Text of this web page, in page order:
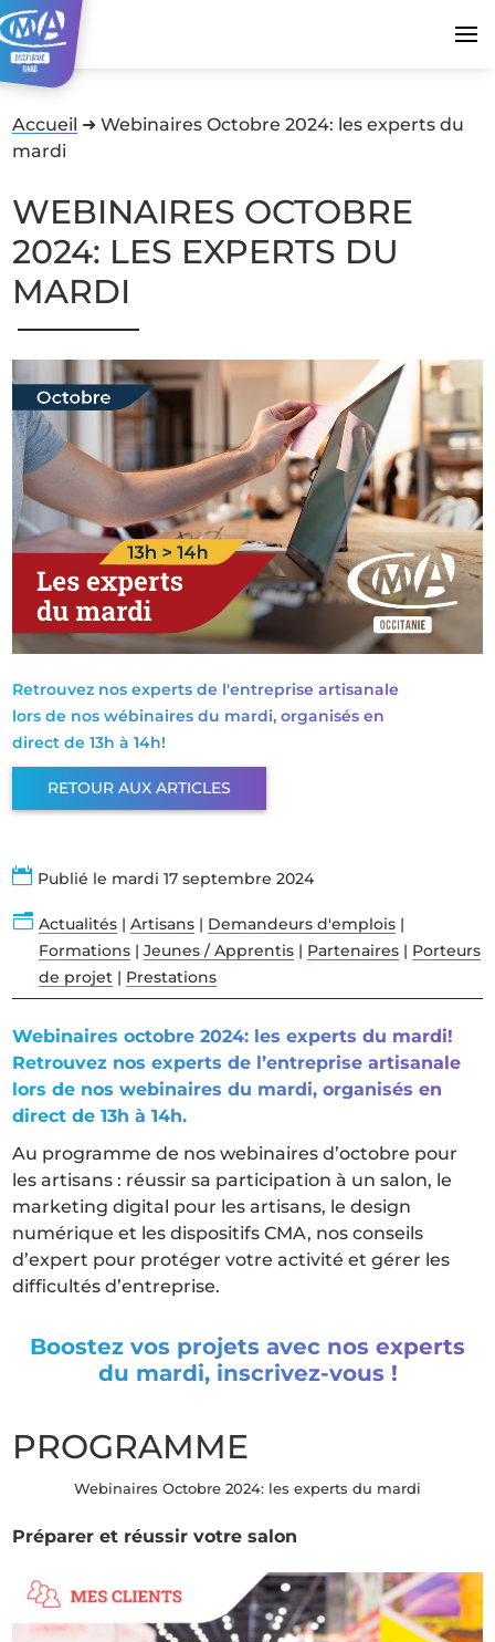
Accueil ➜Webinaires Octobre 2024: les experts du
mardi
WEBINAIRES OCTOBRE
2024: LES EXPERTS DU
MARDI
Retrouvez nos experts de l'entreprise artisanale
lors de nos wébinaires du mardi, organisés en
direct de 13h à 14h!
RETOUR AUX ARTICLES
 Publié le mardi 17 septembre 2024
n Actualités| Artisans| Demandeurs d'emplois|
Formations| Jeunes / Apprentis| Partenaires| Porteurs
de projet| Prestations
Webinaires octobre 2024: les experts du mardi!
Retrouvez nos experts de l’entreprise artisanale
lors de nos webinaires du mardi, organisés en
direct de 13h à 14h.
Au programme de nos webinaires d’octobre pour
les artisans : réussir sa participation à un salon, le
marketing digital pour les artisans, le design
numérique et les dispositifs CMA, nos conseils
d’expert pour protéger votre activité et gérer les
difficultés d’entreprise.
Boostez vos projets avec nos experts
du mardi, inscrivez-vous !
PROGRAMME
Webinaires Octobre 2024: les experts du mardi
Préparer et réussir votre salon